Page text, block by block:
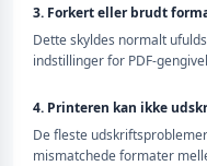
3. Forkert eller brudt
Dette skyldes normalt
indstillinger for PDF-
4. Printeren kan ikke
De fleste
mismatchede formater